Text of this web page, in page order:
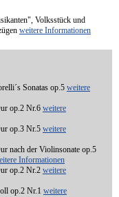
Volksstück und
weitere Informationen
Sonatas op.5 weitere
op.2 Nr.6 weitere
op.3 Nr.5 weitere
nach der Violinsonate op.5
Informationen
op.2 Nr.2 weitere
op.2 Nr.1 weitere